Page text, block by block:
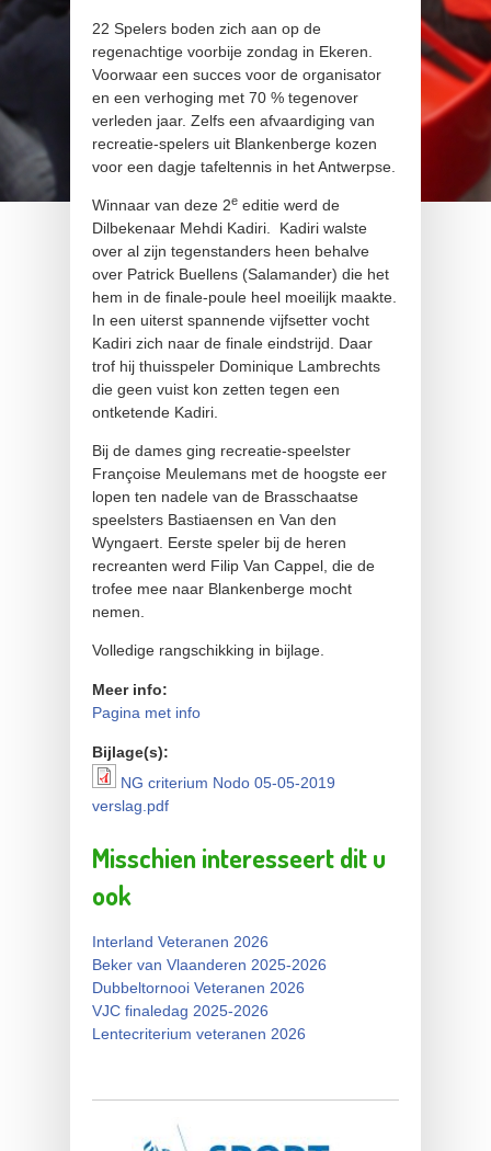
22 Spelers boden zich aan op de
regenachtige voorbije zondag in Ekeren.
Voorwaar een succes voor de organisator
en een verhoging met 70 % tegenover
verleden jaar. Zelfs een afvaardiging van
recreatie-spelers uit Blankenberge kozen
voor een dagje tafeltennis in het Antwerpse.
Winnaar van deze 2e editie werd de
Dilbekenaar Mehdi Kadiri. Kadiri walste
over al zijn tegenstanders heen behalve
over Patrick Buellens (Salamander) die het
hem in de finale-poule heel moeilijk maakte.
In een uiterst spannende vijfsetter vocht
Kadiri zich naar de finale eindstrijd. Daar
trof hij thuisspeler Dominique Lambrechts
die geen vuist kon zetten tegen een
ontketende Kadiri.
Bij de dames ging recreatie-speelster
Françoise Meulemans met de hoogste eer
lopen ten nadele van de Brasschaatse
speelsters Bastiaensen en Van den
Wyngaert. Eerste speler bij de heren
recreanten werd Filip Van Cappel, die de
trofee mee naar Blankenberge mocht
nemen.
Volledige rangschikking in bijlage.
Meer info:
Pagina met info
Bijlage(s):
NG criterium Nodo 05-05-
NG criterium Nodo 05-05-2019
verslag.pdf
Misschien interesseert dit u
ook
Interland Veteranen 2026
Beker van Vlaanderen 2025-2026
Dubbeltornooi Veteranen 2026
VJC finaledag 2025-2026
Lentecriterium veteranen 2026